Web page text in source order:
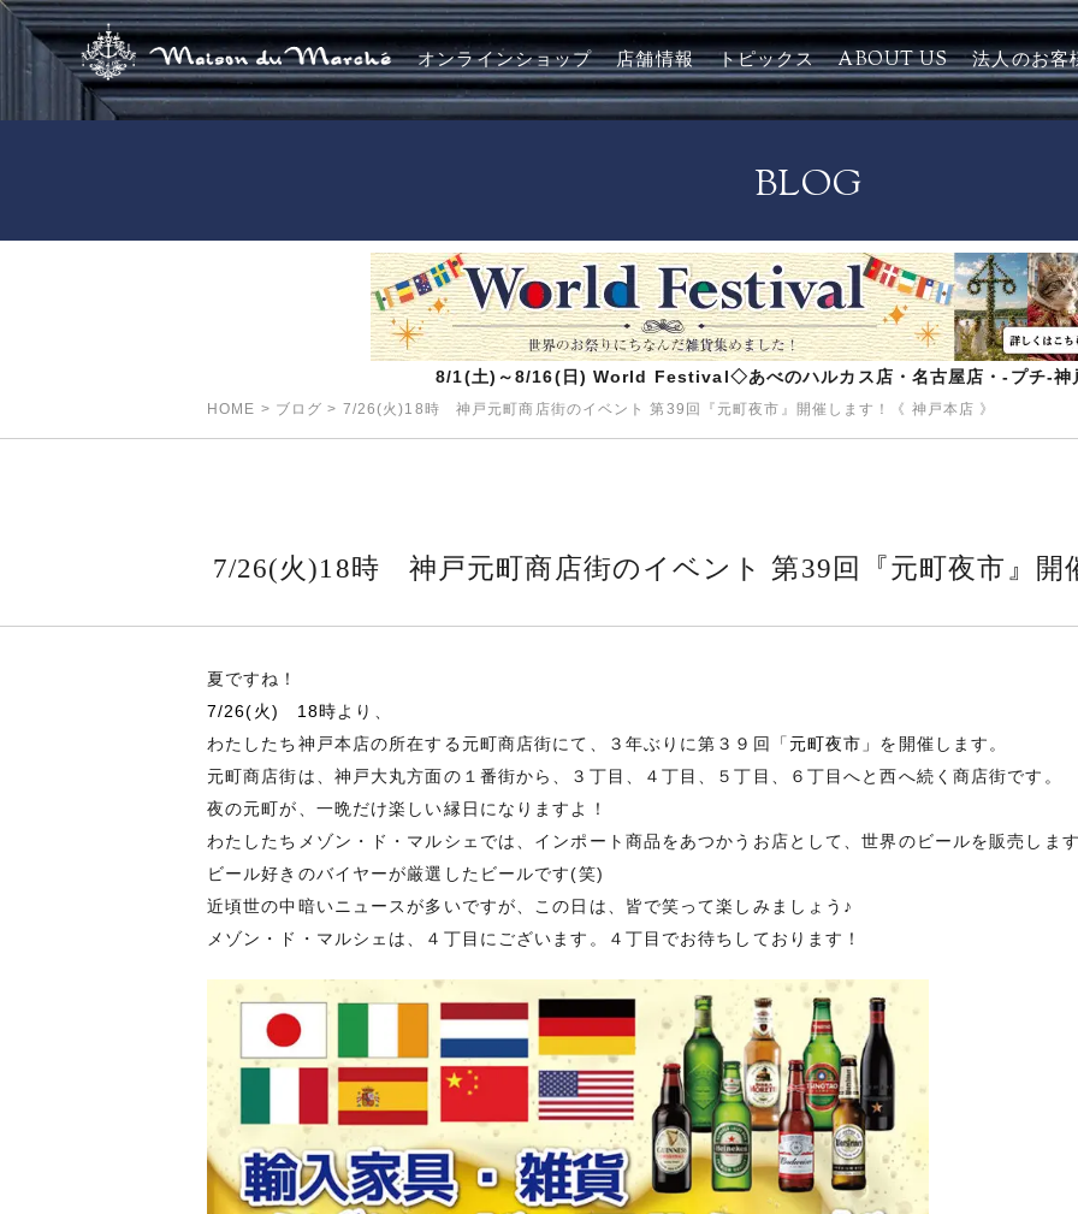
オンラインショップ 店舗情報 トピックス ABOUT US 法人のお客
BLOG
8/1(土)～8/16(日) World Festival◇あべのハルカス店・名古屋店・-プチ-神
HOME > ブログ > 7/26(火)18時 神戸元町商店街のイベント 第39回『元町夜市』開催します！《 神戸本店 》
7/26(火)18時 神戸元町商店街のイベント 第39回『元町夜市』開
夏ですね！
7/26(火) 18時より、
わたしたち神戸本店の所在する元町商店街にて、３年ぶりに第３９回「 元町夜市」 を開催します。
元町商店街は、神戸大丸方面の１番街から、３丁目、４丁目、５丁目、６丁目へと西へ続く商店街です。
夜の元町が、一晩だけ楽しい縁日になりますよ！
わたしたちメゾン・ド・マルシェでは、インポート商品をあつかうお店として、世界のビールを販売しま
ビール好きのバイヤーが厳選したビールです(笑)
近頃世の中暗いニュースが多いですが、この日は、皆で笑って楽しみましょう♪
メゾン・ド・マルシェは、４丁目にございます。４丁目でお待ちしております！